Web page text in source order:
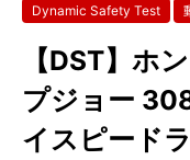
Dynamic Safety Test
【DST】ホ
プジョー
イスピード